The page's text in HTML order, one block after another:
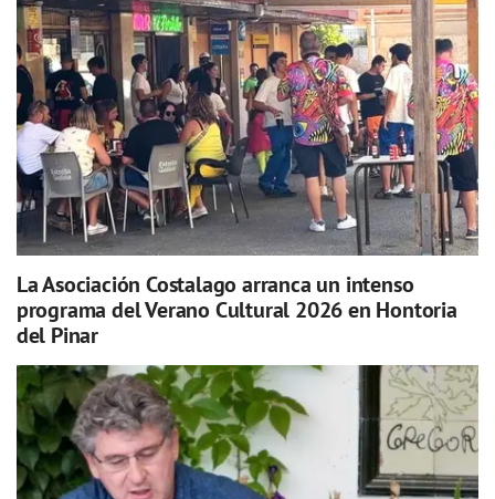
La Asociación Costalago arranca un intenso
programa del Verano Cultural 2026 en Hontoria
del Pinar